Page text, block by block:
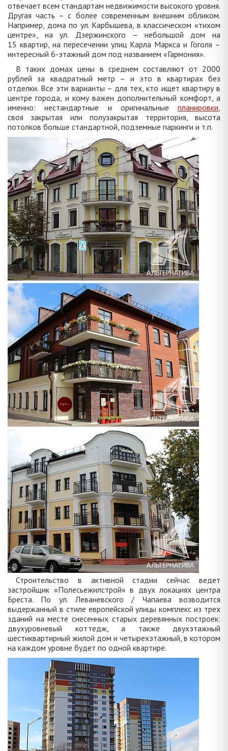
отвечает всем стандартам недвижимости высокого уровня.
Другая часть – с более современным внешним обликом.
Например, дома по ул. Карбышева, в классическом «тихом
центре», на ул. Дзержинского – небольшой дом на
15 квартир, на пересечении улиц Карла Маркса и Гоголя –
интересный 6-этажный дом под названием «Гармония».
В таких домах цены в среднем составляют от 2000
рублей за квадратный метр – и это в квартирах без
отделки. Все эти варианты – для тех, кто ищет квартиру в
центре города, и кому важен дополнительный комфорт, а
именно: нестандартные и оригинальные планировки,
своя закрытая или полузакрытая территория, высота
потолков больше стандартной, подземные паркинги и т.п.
Строительство в активной стадии сейчас ведет
застройщик «Полесьежилстрой» в двух локациях центра
Бреста. По ул. Леваневского / Чапаева возводится
выдержанный в стиле европейской улицы комплекс из трех
зданий на месте снесенных старых деревянных построек:
двухуровневый коттедж, а также двухэтажный
шестиквартирный жилой дом и четырехэтажный, в котором
на каждом уровне будет по одной квартире.